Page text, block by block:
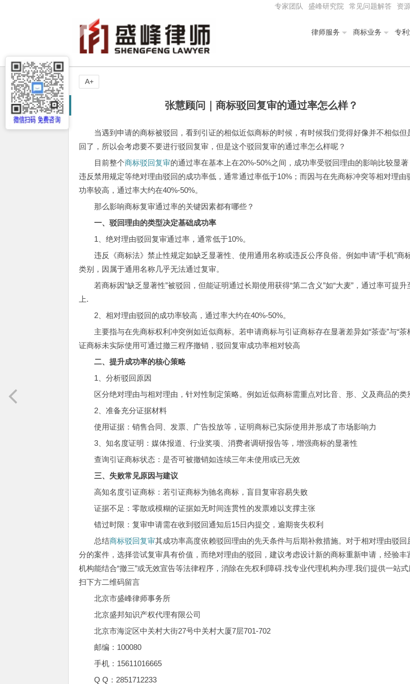
专家团队 盛峰研究院 常见问题解答 资
律师服务 商标业务 专
张慧顾问｜商标驳回复审的通过率怎么样？
当遇到申请的商标被驳回，看到引证的相似近似商标的时候，有时候我们觉得好像并不相似但
回了，所以会考虑要不要进行驳回复审，但是这个驳回复审的通过率怎么样呢？
目前整个商标驳回复审的通过率在基本上在20%-50%之间，成功率受驳回理由的影响比较显
违反禁用规定等绝对理由驳回的成功率低，通常通过率低于10%；而因与在先商标冲突等相对理由
功率较高，通过率大约在40%-50%。
那么影响商标复审通过率的关键因素都有哪些？
一、驳回理由的类型决定基础成功率
1、绝对理由驳回复审通过率，通常低于10%。
违反《商标法》禁止性规定如缺乏显著性、使用通用名称或违反公序良俗。例如申请“手机”商
类别，因属于通用名称几乎无法通过复审。
若商标因“缺乏显著性”被驳回，但能证明通过长期使用获得“第二含义”如“大麦”，通过率可提升
上.
2、相对理由驳回的成功率较高，通过率大约在40%-50%。
主要指与在先商标权利冲突例如近似商标。若申请商标与引证商标存在显著差异如“茶壶”与“茶
证商标未实际使用可通过撤三程序撤销，驳回复审成功率相对较高
二、提升成功率的核心策略
1、分析驳回原因
区分绝对理由与相对理由，针对性制定策略。例如近似商标需重点对比音、形、义及商品的类
2、准备充分证据材料
使用证据：销售合同、发票、广告投放等，证明商标已实际使用并形成了市场影响力
3、知名度证明：媒体报道、行业奖项、消费者调研报告等，增强商标的显著性
查询引证商标状态：是否可被撤销如连续三年未使用或已无效
三、失败常见原因与建议
高知名度引证商标：若引证商标为驰名商标，盲目复审容易失败
证据不足：零散或模糊的证据如无时间连贯性的发票难以支撑主张
错过时限：复审申请需在收到驳回通知后15日内提交，逾期丧失权利
总结商标驳回复审其成功率高度依赖驳回理由的先天条件与后期补救措施。对于相对理由驳回
分的案件，选择尝试复审具有价值，而绝对理由的驳回，建议考虑设计新的商标重新申请，经验丰
机构能结合“撤三”或无效宣告等法律程序，消除在先权利障碍.找专业代理机构办理.我们提供一站
扫下方二维码留言
北京市盛峰律师事务所
北京盛邦知识产权代理有限公司
北京市海淀区中关村大街27号中关村大厦7层701-702
邮编：100080
手机：15611016665
Q Q：2851712233
A+